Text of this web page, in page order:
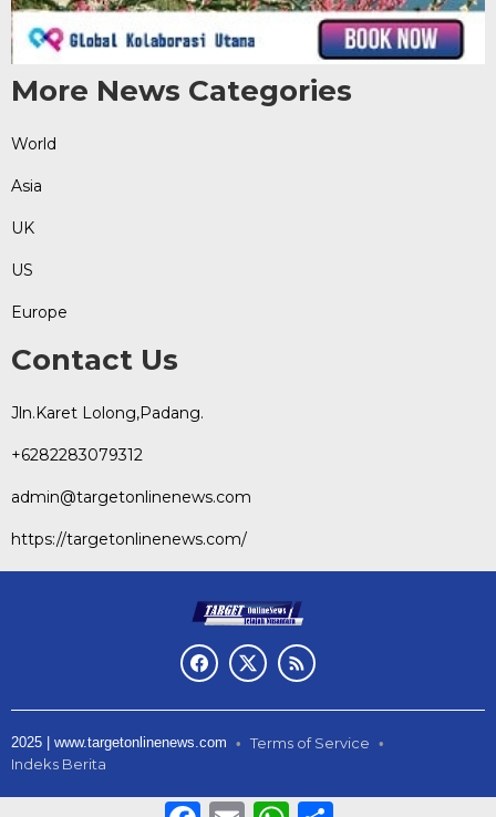
More News Categories
World
Asia
UK
US
Europe
Contact Us
Jln.Karet Lolong,Padang.
+6282283079312
admin@targetonlinenews.com
https://targetonlinenews.com/
2025 | www.targetonlinenews.com
Terms of Service
Indeks Berita
Facebook
Email WhatsApp